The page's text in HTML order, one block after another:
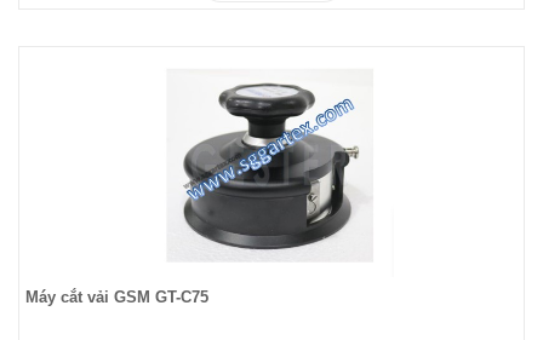
Máy cắt vải GSM GT-C75